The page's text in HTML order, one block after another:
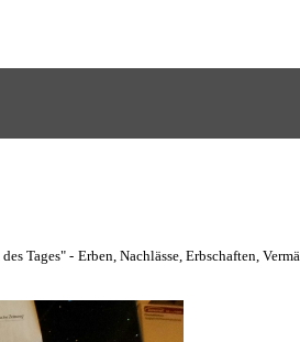
Tages" - Erben, Nachlässe, Erbschaften,